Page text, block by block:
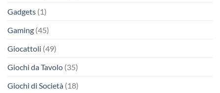
Gadgets (1)
Gaming (45)
Giocattoli (49)
Giochi da Tavolo (35)
Giochi di Società (18)